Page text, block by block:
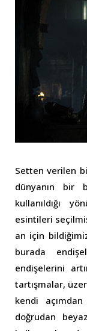
Setten verilen
dünyanın bir
kullanıldığı
esintileri
an için
burada
endişelerini
tartışmalar,
kendi
doğrudan